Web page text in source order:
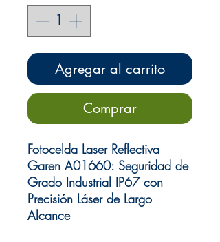
Agregar al carrito
Comprar
Fotocelda Laser Reflectiva
Garen A01660: Seguridad de
Grado Industrial IP67 con
Precisión Láser de Largo
Alcance